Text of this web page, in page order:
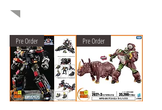
Pre Order Pre Order